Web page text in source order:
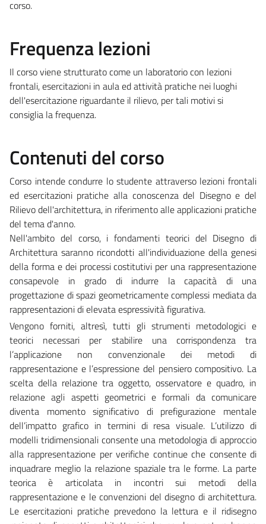
corso.
Frequenza lezioni
Il corso viene strutturato come un laboratorio con lezioni
frontali, esercitazioni in aula ed attività pratiche nei luoghi
dell'esercitazione riguardante il rilievo, per tali motivi si
consiglia la frequenza.
Contenuti del corso
Corso intende condurre lo studente attraverso lezioni frontali
ed esercitazioni pratiche alla conoscenza del Disegno e del
Rilievo dell'architettura, in riferimento alle applicazioni pratiche
del tema d'anno.
Nell'ambito del corso, i fondamenti teorici del Disegno di
Architettura saranno ricondotti all'individuazione della genesi
della forma e dei processi costitutivi per una rappresentazione
consapevole in grado di indurre la capacità di una
progettazione di spazi geometricamente complessi mediata da
rappresentazioni di elevata espressività figurativa.
Vengono forniti, altresì, tutti gli strumenti metodologici e
teorici necessari per stabilire una corrispondenza tra
l’applicazione non convenzionale dei metodi di
rappresentazione e l’espressione del pensiero compositivo. La
scelta della relazione tra oggetto, osservatore e quadro, in
relazione agli aspetti geometrici e formali da comunicare
diventa momento significativo di prefigurazione mentale
dell’impatto grafico in termini di resa visuale. L’utilizzo di
modelli tridimensionali consente una metodologia di approccio
alla rappresentazione per verifiche continue che consente di
inquadrare meglio la relazione spaziale tra le forme. La parte
teorica è articolata in incontri sui metodi della
rappresentazione e le convenzioni del disegno di architettura.
Le esercitazioni pratiche prevedono la lettura e il ridisegno